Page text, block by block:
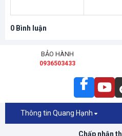
0 Bình luận
BẢO HÀNH
0936503433
Thông tin Quang Hạnh
Chấp nhận